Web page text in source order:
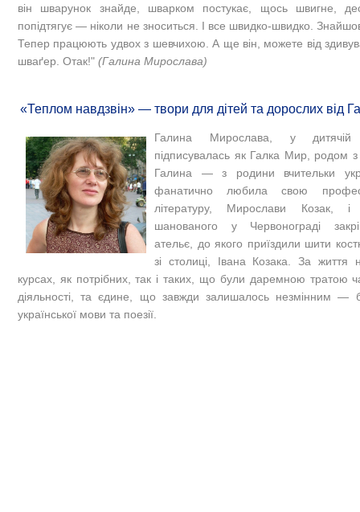
він шварунок знайде, шварком постукає, щось швигне,
попідтягує — ніколи не зноситься. І все швидко-швидко.
Тепер працюють удвох з шевчихою. А ще він, можете від
шваґер. Отак!" (Галина Мирослава)
«Теплом навдзвін» — твори для дітей та дорослих від
Галина Мирослава, у дитячій
підписувалась як Галка Мир, родом
Галина — з родини вчительки
фанатично любила свою
літературу, Мирослави Козак, і
шанованого у Червонограді
ательє, до якого приїздили шити
зі столиці, Івана Козака. За життя
курсах, як потрібних, так і таких, що були даремною тратою
діяльності, та єдине, що завжди залишалось незмінним —
української мови та поезії.